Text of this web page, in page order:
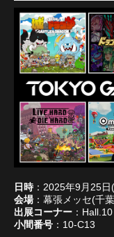
日時：2025年9月25
会場：幕張メッセ(千
出展コーナー ：
小間番号 ：10-C13